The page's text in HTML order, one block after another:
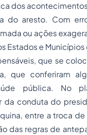
dos
do aresto. Com
ou ações
Estados e
que se
que conferiram
pública. No
da conduta do
entre a troca
das regras de